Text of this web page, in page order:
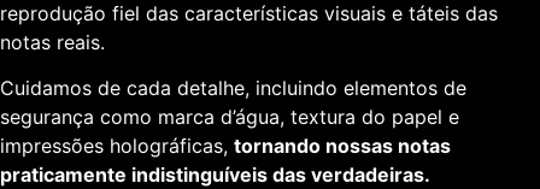
reprodução fiel das características visuais e táteis das
notas reais.
Cuidamos de cada detalhe, incluindo elementos de
segurança como marca d’água, textura do papel e
impressões holográficas, tornando nossas notas
praticamente indistinguíveis das verdadeiras.